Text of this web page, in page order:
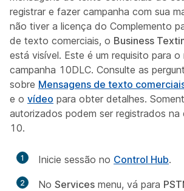
registrar e fazer campanha com sua
não tiver a licença do Complemento
de texto comerciais, o Business
está visível. Este é um requisito para o
campanha 10DLC. Consulte as
sobre Mensagens de texto
e o vídeo para obter detalhes.
autorizados podem ser registrados na
10.
1 Inicie sessão no Control Hub.
2 No Services menu, vá para